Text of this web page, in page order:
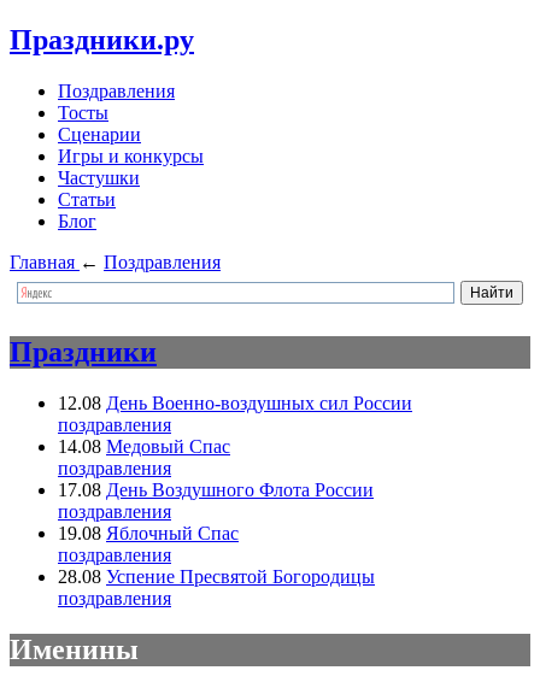
Праздники.ру
Поздравления
Тосты
Сценарии
Игры и конкурсы
Частушки
Статьи
Блог
Главная ← Поздравления
Праздники
12.08 День Военно-воздушных сил России
поздравления
14.08 Медовый Спас
поздравления
17.08 День Воздушного Флота России
поздравления
19.08 Яблочный Спас
поздравления
28.08 Успение Пресвятой Богородицы
поздравления
Именины